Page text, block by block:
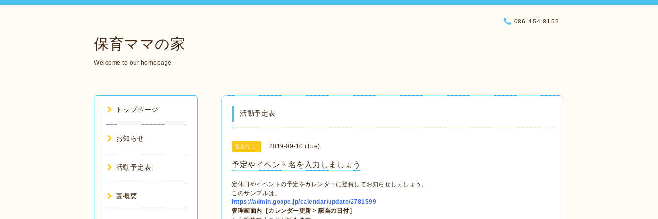
保育ママの家
Welcome to our homepage
086-454-8152
活動予定表
指定なし 2019-09-10 (Tue)
予定やイベント名を入力しましょう
定休日やイベントの予定をカレンダーに登録してお知らせしましょう。
このサンプルは、
https://admin.goope.jp/calendar/update/2781599
管理画面内［カレンダー更新 > 該当の日付］
トップページ
お知らせ
活動予定表
園概要